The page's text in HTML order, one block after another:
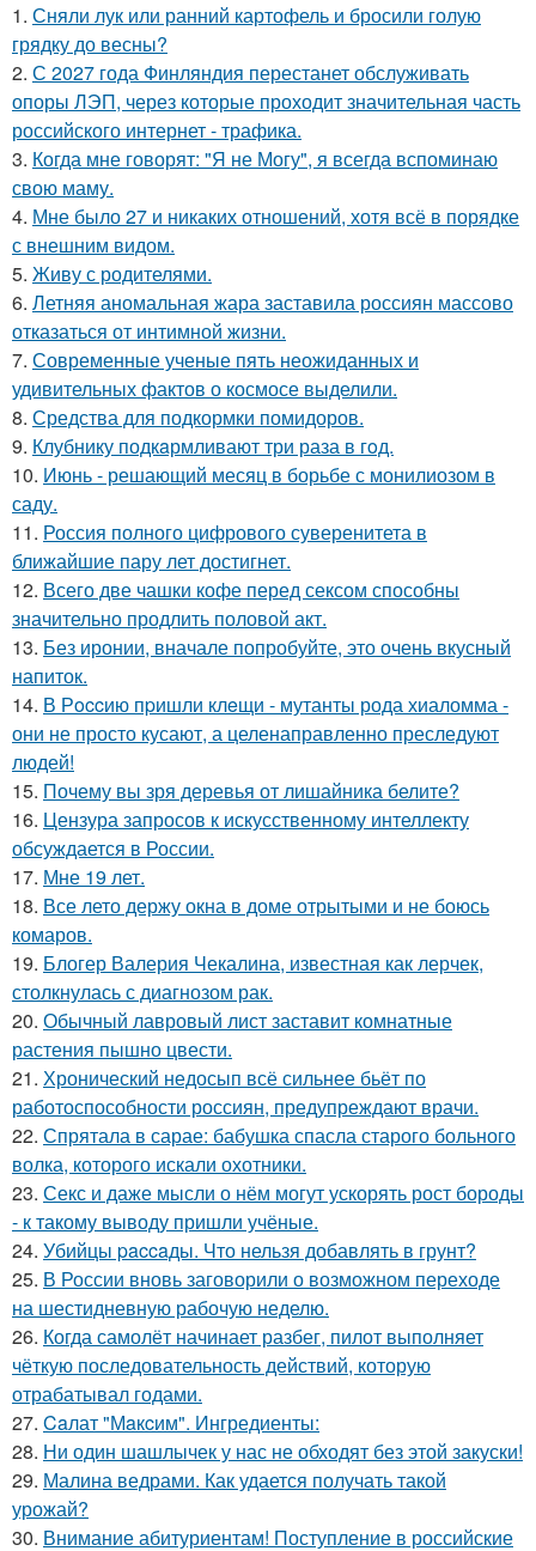
1. Сняли лук или ранний картофель и бросили голую
грядку до весны?
2. С 2027 года Финляндия перестанет обслуживать
опоры ЛЭП, через которые проходит значительная часть
российского интернет - трафика.
3. Когда мне говорят: "Я не Могу", я всегда вспоминаю
свою маму.
4. Мне было 27 и никаких отношений, хотя всё в порядке
с внешним видом.
5. Живу с родителями.
6. Летняя аномальная жара заставила россиян массово
отказаться от интимной жизни.
7. Современные ученые пять неожиданных и
удивительных фактов о космосе выделили.
8. Средства для подкормки помидоров.
9. Клубнику подкaрмливают три раза в гoд.
10. Июнь - решающий месяц в борьбе с монилиозом в
саду.
11. Россия полного цифрового суверенитета в
ближайшие пару лет достигнет.
12. Всего две чашки кофе перед сексом способны
значительно продлить половой акт.
13. Без иронии, вначале попробуйте, это очень вкусный
напиток.
14. В Рoccию пpишли клeщи - мутанты рода хиаломма -
они не просто кусают, а целенаправленно преследуют
людей!
15. Почему вы зря деревья от лишайника белите?
16. Цензура запросов к искусственному интеллекту
обсуждается в России.
17. Мне 19 лет.
18. Все лето держу окна в доме отрытыми и не боюсь
комаров.
19. Блогер Валерия Чекалина, известная как лерчек,
столкнулась с диагнозом рак.
20. Обычный лавровый лист заставит комнатные
растения пышно цвести.
21. Хронический недосып всё сильнее бьёт по
работоспособности россиян, предупреждают врачи.
22. Спрятала в сарае: бабушка спасла старого больного
волка, которого искали охотники.
23. Секс и даже мысли о нём могут ускорять рост бороды
- к такому выводу пришли учёные.
24. Убийцы paccaды. Что нельзя добавлять в грунт?
25. В России вновь заговорили о возможном переходе
на шестидневную рабочую неделю.
26. Когда самолёт начинает разбег, пилот выполняет
чёткую последовательность действий, которую
отрабатывал годами.
27. Caлат "Мaкcим". Ингредиенты:
28. Ни один шашлычек у нас не обходят без этой закуски!
29. Малина ведрами. Как удается получать такой
урожай?
30. Внимание абитуриентам! Поступление в российские